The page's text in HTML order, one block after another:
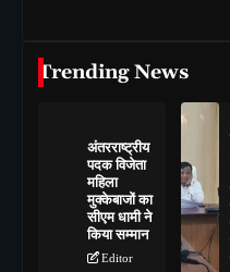
Trending News
अंतरराष्ट्रीय
पदक विजेता
महिला
मुक्केबाजों का
सीएम धामी ने
किया सम्मान
Editor